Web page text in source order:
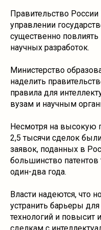
Правительство России
управлении
существенно
научных разработок.
Министерство
наделить
правила для
вузам и научным
Несмотря на высокую
2,5 тысячи сделок
заявок, поданных в
большинство патентов
один-два года.
Власти надеются, что
устранить барьеры
технологий и повысит
сделкам с